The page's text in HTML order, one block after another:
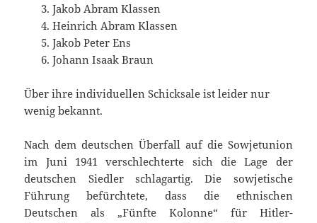
Jakob Abram Klassen
Heinrich Abram Klassen
Jakob Peter Ens
Johann Isaak Braun
Über ihre individuellen Schicksale ist leider nur
wenig bekannt.
Nach dem deutschen Überfall auf die Sowjetunion
im Juni 1941 verschlechterte sich die Lage der
deutschen Siedler schlagartig. Die sowjetische
Führung befürchtete, dass die ethnischen
Deutschen als „Fünfte Kolonne“ für Hitler-